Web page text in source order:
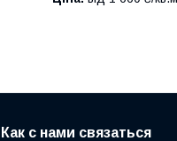
Как с нами связаться